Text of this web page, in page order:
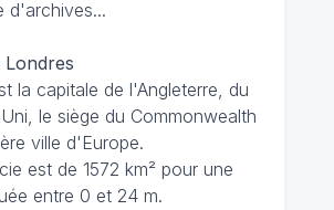
d'archives...
Londres
la capitale de l'Angleterre, du
le siège du Commonwealth
ville d'Europe.
est de 1572 km² pour une
entre 0 et 24 m.